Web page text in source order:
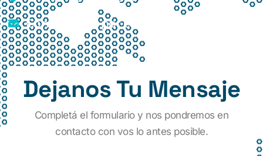
Contáctenos por correo.
Dejanos Tu Mensaje
Completá el formulario y nos pondremos en
contacto con vos lo antes posible.